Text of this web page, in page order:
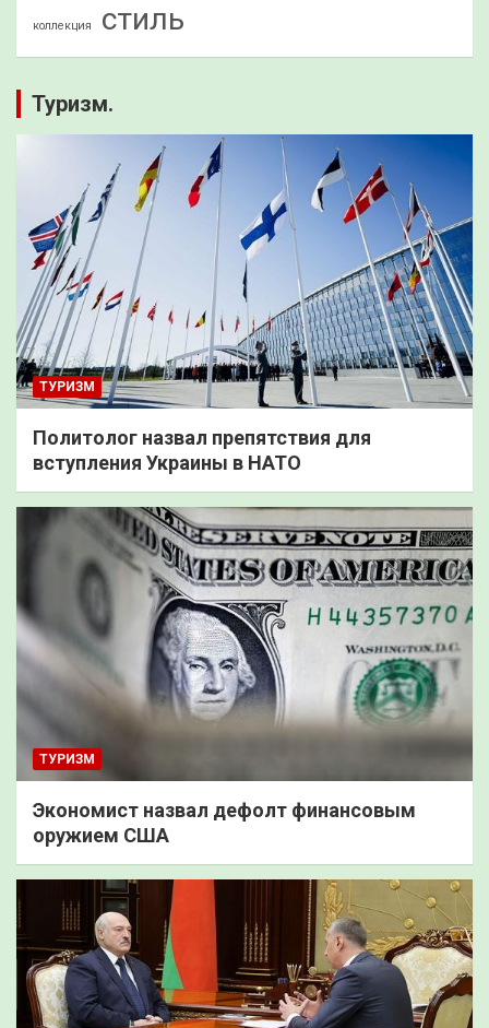
коллекция стиль
Туризм.
ТУРИЗМ
Политолог назвал препятствия для
вступления Украины в НАТО
ТУРИЗМ
Экономист назвал дефолт финансовым
оружием США